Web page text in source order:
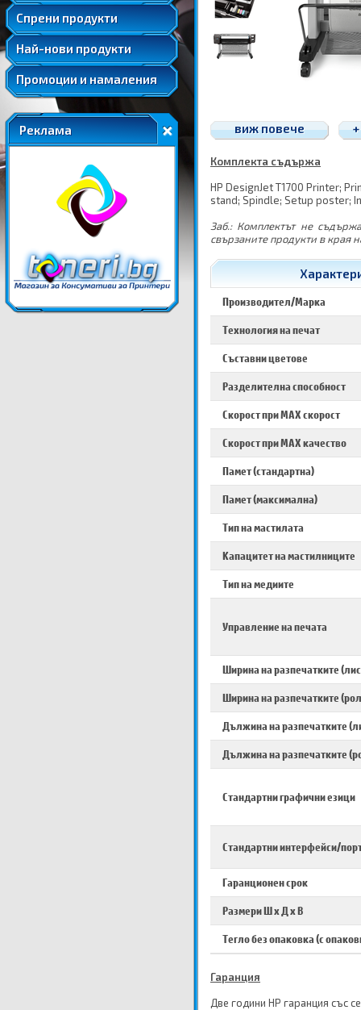
Спрени продукти
Удължени и допълнителни гаранции
Най-нови продукти
Промоции и намаления
Реклама виж повече
Комплекта съдържа
HP DesignJet T1700 Printer;
stand; Spindle; Setup poster;
Заб.: Комплектът не
свързаните продукти в края
Производител/Марка
Технология на печат
Съставни цветове
Разделителна способност
Скорост при MAX скорост
Скорост при MAX качество
Памет (стандартна)
Памет (максимална)
Тип на мастилата
Капацитет на мастилниците
Тип на медиите
Управление на печата
Ширина на разпечатките
Ширина на разпечатките
Дължина на разпечатките
Дължина на разпечатките
Стандартни графични езици
Стандартни интерфейси/
Гаранционен срок
Размери Ш х Д х В
Тегло без опаковка (с
Гаранция
Две години HP гаранция със